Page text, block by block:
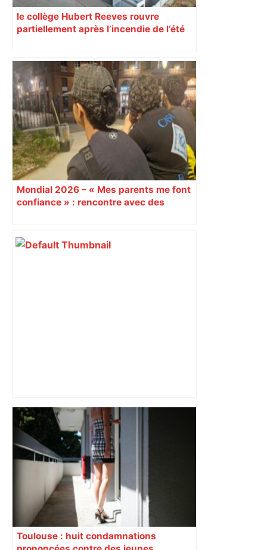
le collège Hubert Reeves rouvre
partiellement après l’incendie de l’été
Mondial 2026 – « Mes parents me font
confiance » : rencontre avec des
« Rien d'inquiétant » pour Guillaume
Restes, le gardien de Toulouse, après
sa sortie à Metz – L'Équipe
Toulouse : huit condamnations